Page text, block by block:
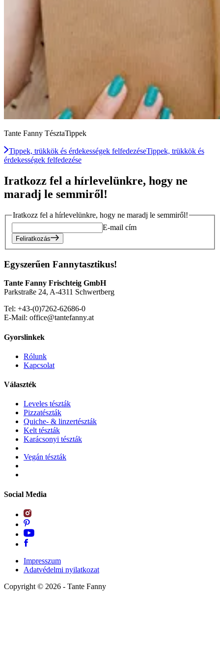
Tante Fanny TésztaTippek
Tippek, trükkök és érdekességek felfedezéseTippek, trükkök és
érdekességek felfedezése
Iratkozz fel a hírlevelünkre, hogy ne
maradj le semmiről!
Iratkozz fel a hírlevelünkre, hogy ne maradj le semmiről!
E-mail cím
Feliratkozás
Egyszerűen Fannytasztikus!
Tante Fanny Frischteig GmbH
Parkstraße 24, A-4311 Schwertberg
Tel: +43-(0)7262-62686-0
E-Mail: office@tantefanny.at
Gyorslinkek
Rólunk
Kapcsolat
Választék
Leveles tészták
Pizzatészták
Quiche- & linzertészták
Kelt tészták
Karácsonyi tészták
Vegán tészták
Social Media
Impresszum
Adatvédelmi nyilatkozat
Copyright © 2026 - Tante Fanny